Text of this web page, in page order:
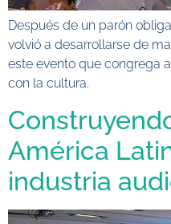
Después de un parón
volvió a desarrollarse de
este evento que congrega
con la cultura.
América
industria